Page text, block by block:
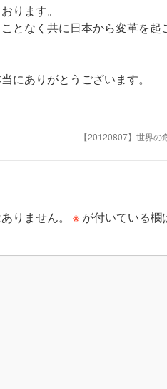
ります。
となく共に日本から変革を起
にありがとうございます。
【20120807】世界
りません。 ※ が付いている欄